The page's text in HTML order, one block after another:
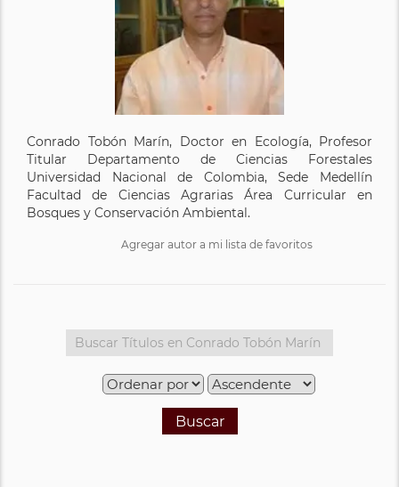
Conrado Tobón Marín, Doctor en Ecología, Profesor
Titular Departamento de Ciencias Forestales
Universidad Nacional de Colombia, Sede Medellín
Facultad de Ciencias Agrarias Área Curricular en
Bosques y Conservación Ambiental.
Agregar autor a mi lista de favoritos
Buscar